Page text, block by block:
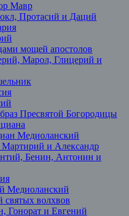
Мавр
Протасий и Даций
мощей апостолов
Марол, Глицерий и
Пресвятой Богородицы
Медиоланский
и Александр
Бенин, Антонин и
Медиоланский
волхвов
Гонорат и Евгений